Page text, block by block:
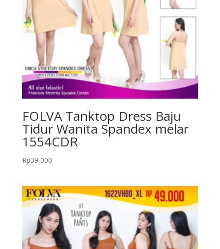
FOLVA Tanktop Dress Baju
Tidur Wanita Spandex melar
1554CDR
Rp39,000